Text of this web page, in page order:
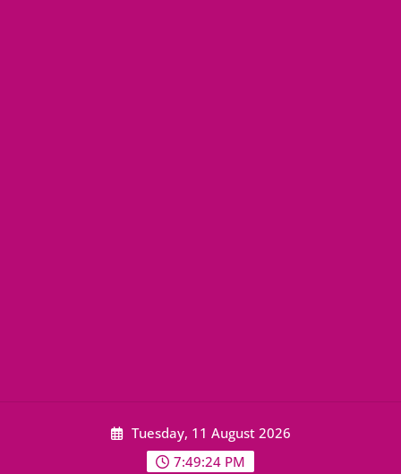
Tuesday, 11 August 2026
7:49:26 PM